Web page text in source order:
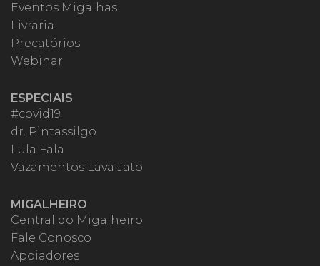
Eventos Migalhas
Livraria
Precatórios
Webinar
ESPECIAIS
#covid19
dr. Pintassilgo
Lula Fala
Vazamentos Lava Jato
MIGALHEIRO
Central do Migalheiro
Fale Conosco
Apoiadores